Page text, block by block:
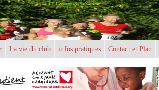
UJLL commission d'athlétisme
La vie du club infos pratiques Contact et Plan
cookies